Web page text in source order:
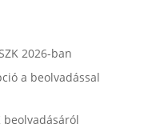
2026-ban
a beolvadással
beolvadásáról